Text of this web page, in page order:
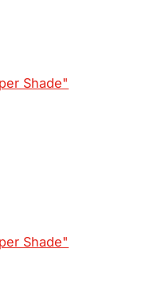
Shade"
Shade"